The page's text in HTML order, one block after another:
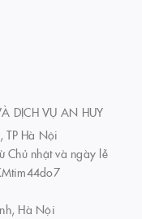
DỊCH VỤ AN HUY
TP Hà Nội
Chủ nhật và ngày lễ
Hà Nội